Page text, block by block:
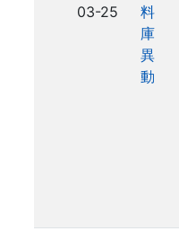
03-25
料
庫
異
動